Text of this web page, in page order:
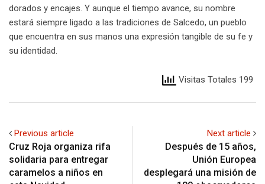
dorados y encajes. Y aunque el tiempo avance, su nombre
estará siempre ligado a las tradiciones de Salcedo, un pueblo
que encuentra en sus manos una expresión tangible de su fe y
su identidad.
Visitas Totales 199
Previous article
Cruz Roja organiza rifa
solidaria para entregar
caramelos a niños en
Next article
Después de 15 años,
Unión Europea
desplegará una misión de